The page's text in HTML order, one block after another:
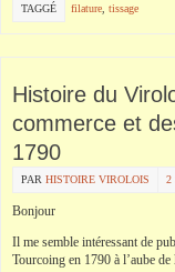
TAGGÉ filature tissage
Histoire du
commerce et
1790
PAR HISTOIRE VIROLOIS 2
Bonjour
Il me semble intéressant de
Tourcoing en 1790 à l’aube de